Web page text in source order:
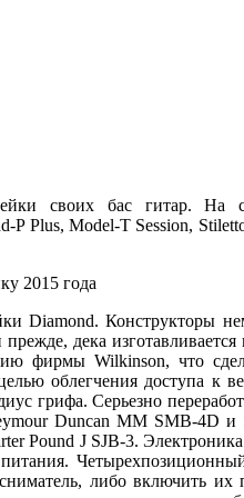
своих бас гитар. На
P Plus, Model-T Session,
Diamond. Конструкторы
дека изготавливается
фирмы Wilkinson, что
облегчения доступа к
грифа. Серьезно
Duncan MM SMB-4D и
Pound J SJB-3.
либо включить их